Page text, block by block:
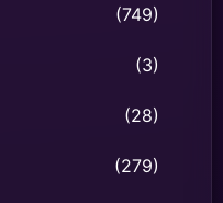
(749)
(3)
(28)
(279)